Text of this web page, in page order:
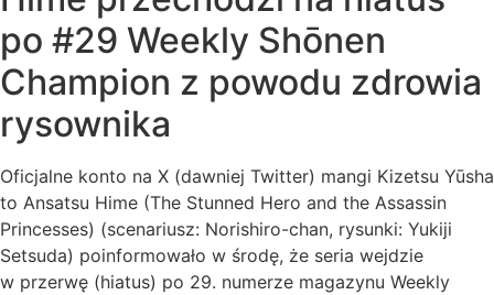
po #29 Weekly Shōnen
Champion z powodu zdrowia
rysownika
Oficjalne konto na X (dawniej Twitter) mangi Kizetsu Yūsha
to Ansatsu Hime (The Stunned Hero and the Assassin
Princesses) (scenariusz: Norishiro-chan, rysunki: Yukiji
Setsuda) poinformowało w środę, że seria wejdzie
w przerwę (hiatus) po 29. numerze magazynu Weekly